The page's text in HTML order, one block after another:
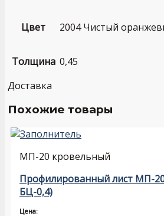
Цвет 2004 Чистый
Толщина 0,45
Доставка
Похожие товары
МП-20 кровельный
Профилированный лист МП-
БЦ-0,4)
Цена: